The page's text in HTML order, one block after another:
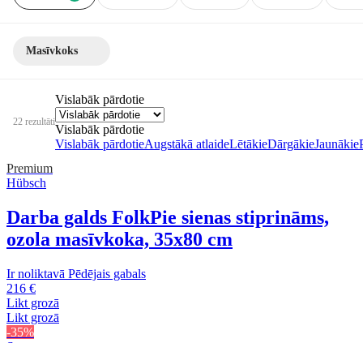
Masīvkoks
22 rezultāti
Vislabāk pārdotie
Vislabāk pārdotie
Vislabāk pārdotieAugstākā atlaideLētākieDārgākieJaunākie
Premium
Hübsch
Darba galds FolkPie sienas stiprināms,
ozola masīvkoka, 35x80 cm
Ir noliktavā Pēdējais gabals
216 €
Likt grozā
Likt grozā
-35%